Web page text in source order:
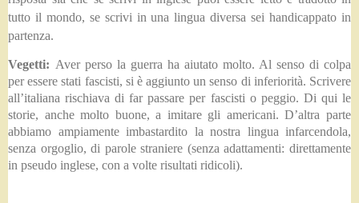
tutto il mondo, se scrivi in una lingua diversa sei handicappato in
partenza.
Vegetti: Aver perso la guerra ha aiutato molto. Al senso di colpa
per essere stati fascisti, si è aggiunto un senso di inferiorità. Scrivere
all’italiana rischiava di far passare per fascisti o peggio. Di qui le
storie, anche molto buone, a imitare gli americani. D’altra parte
abbiamo ampiamente imbastardito la nostra lingua infarcendola,
senza orgoglio, di parole straniere (senza adattamenti: direttamente
in pseudo inglese, con a volte risultati ridicoli).